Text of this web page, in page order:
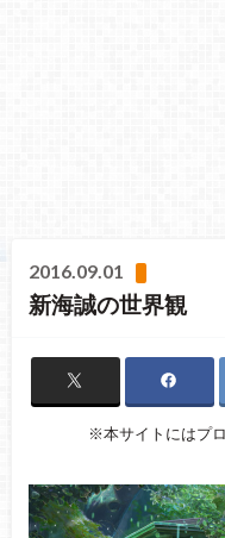
2016.09.01
新海誠の世界観
※本サイトにはプ